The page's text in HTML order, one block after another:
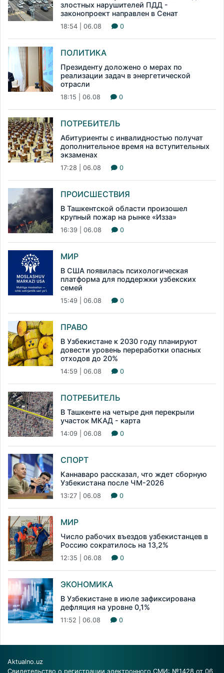
злостных нарушителей ПДД -
законопроект направлен в Сенат
18:54 | 06.08 0
ПОЛИТИКА
Президенту доложено о мерах по
реализации задач в энергетической
отрасли
18:15 | 06.08 0
ПОТРЕБИТЕЛЬ
Абитуриенты с инвалидностью получат
дополнительное время на вступительных
экзаменах
17:28 | 06.08 0
ПРОИСШЕСТВИЯ
В Ташкентской области произошел
крупный пожар на рынке «Изза»
16:39 | 06.08 0
МИР
В США появилась психологическая
платформа для поддержки узбекских
семей
15:49 | 06.08 0
ПРАВО
В Узбекистане к 2030 году планируют
довести уровень переработки опасных
отходов до 20%
14:59 | 06.08 0
ПОТРЕБИТЕЛЬ
В Ташкенте на четыре дня перекрыли
участок МКАД - карта
14:09 | 06.08 0
СПОРТ
Каннаваро рассказал, что ждет сборную
Узбекистана после ЧМ-2026
13:27 | 06.08 0
МИР
Число рабочих въездов узбекистанцев в
Россию сократилось на 13,2%
12:35 | 06.08 0
ЭКОНОМИКА
В Узбекистане в июле зафиксирована
дефляция на уровне 0,1%
11:52 | 06.08 0
Aktualno.uz
Свидетельство о регистрации электронного СМИ: №1428 от 06